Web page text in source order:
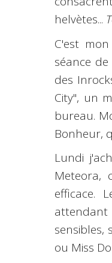
helvètes...
C'est
séance
des
City", un
bureau.
Bonheur,
Lundi
Meteora,
efficace.
sensibles,
ou Miss